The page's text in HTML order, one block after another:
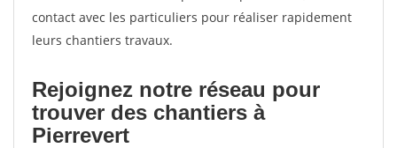
contact avec les particuliers pour réaliser rapidement
leurs chantiers travaux.
Rejoignez notre réseau pour
trouver des chantiers à
Pierrevert